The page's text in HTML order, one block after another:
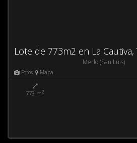
Lote de 773m2 en La
Merlo (San Luis)
Fotos Mapa
773 m2